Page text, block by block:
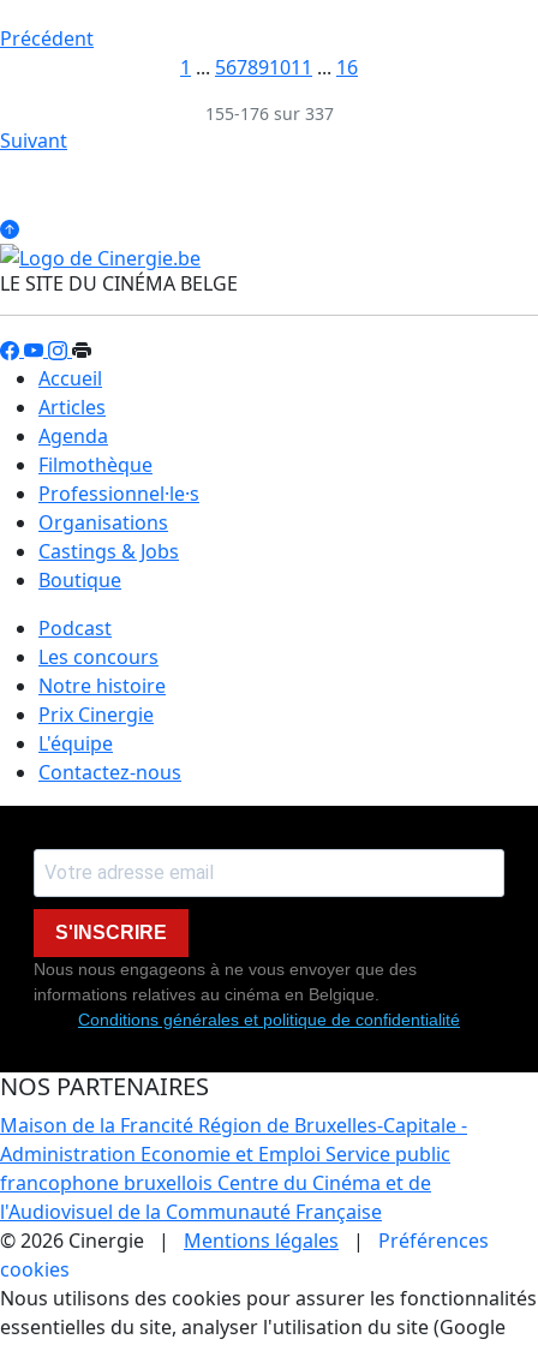
Précédent
1 ... 567891011 ... 16
155-176 sur 337
Suivant
LE SITE DU CINÉMA BELGE
Accueil
Articles
Agenda
Filmothèque
Professionnel·le·s
Organisations
Castings & Jobs
Boutique
Podcast
Les concours
Notre histoire
Prix Cinergie
L'équipe
Contactez-nous
S'INSCRIRE
Nous nous engageons à ne vous envoyer que des
informations relatives au cinéma en Belgique.
Conditions générales et politique de confidentialité
NOS PARTENAIRES
Maison de la Francité Région de Bruxelles-Capitale -
Administration Economie et Emploi Service public
francophone bruxellois Centre du Cinéma et de
l'Audiovisuel de la Communauté Française
© 2026 Cinergie | Mentions légales | Préférences
cookies
Gestion des Cookies
Nous utilisons des cookies pour assurer les fonctionnalités
essentielles du site, analyser l'utilisation du site (Google